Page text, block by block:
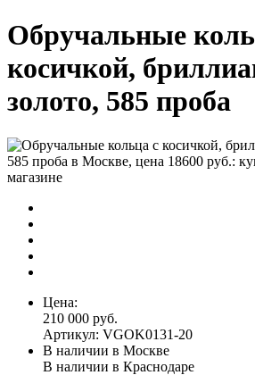
Обручальные
косичкой,
золото, 585 проба
Цена:
210 000 руб.
Артикул: VGOK0131-20
В наличии в Москве
В наличии в Краснодаре